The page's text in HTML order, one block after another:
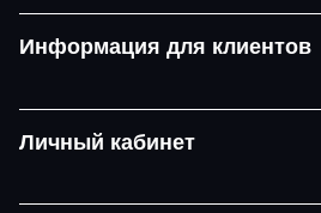
Информация для клиентов
Личный кабинет